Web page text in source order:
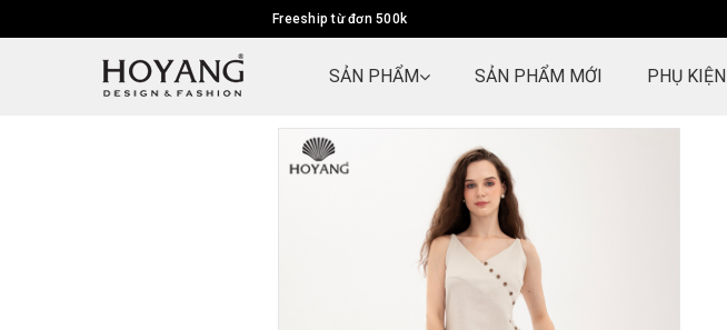
Freeship từ đơn 500k
SẢN PHẨM SẢN PHẨM MỚI PHỤ KIỆN